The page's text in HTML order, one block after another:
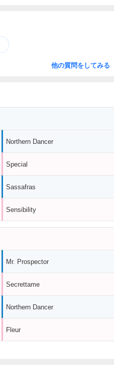
他の質問をしてみる
Northern Dancer
Special
Sassafras
Sensibility
Mr. Prospector
Secrettame
Northern Dancer
Fleur